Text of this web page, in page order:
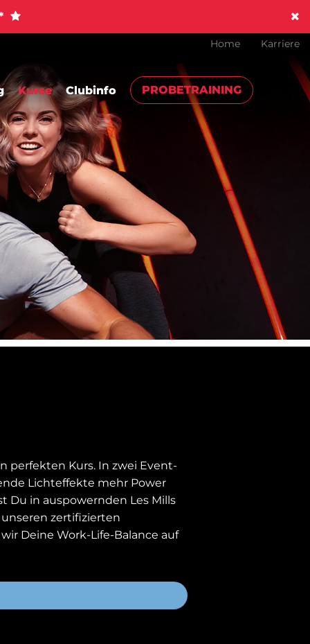
Home Karriere
Kurse Clubinfo PROBETRAINING
perfekten Kurs. In zwei Event-
Lichteffekte mehr Power
Du in auspowernden Les Mills
zertifizierten
Deine Work-Life-Balance auf